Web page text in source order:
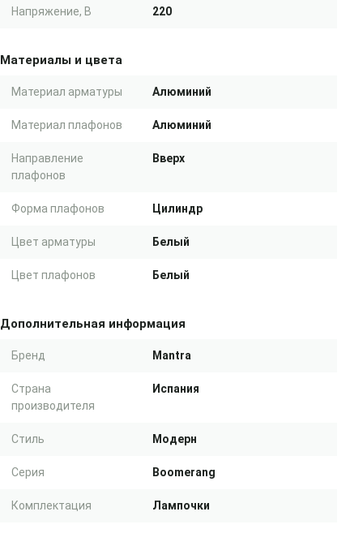
Напряжение, В 220
Материалы и цвета
Материал арматуры Алюминий
Материал плафонов Алюминий
Направление
плафонов
Вверх
Форма плафонов Цилиндр
Цвет арматуры Белый
Цвет плафонов Белый
Дополнительная информация
Бренд Mantra
Страна
производителя
Испания
Стиль Модерн
Серия Boomerang
Комплектация Лампочки